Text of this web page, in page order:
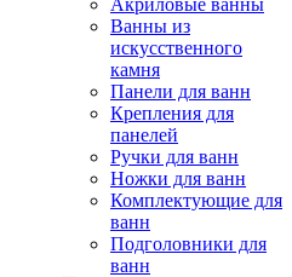
Акриловые ванны
Ванны из
искусственного
камня
Панели для ванн
Крепления для
панелей
Ручки для ванн
Ножки для ванн
Комплектующие для
ванн
Подголовники для
ванн